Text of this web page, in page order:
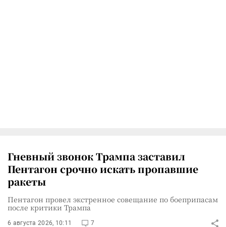
Гневный звонок Трампа заставил
Пентагон срочно искать пропавшие
ракеты
Пентагон провел экстренное совещание по боеприпасам
после критики Трампа
6 августа 2026, 10:11 7